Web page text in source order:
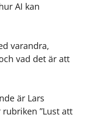
AI kan
varandra,
vad det är att
är Lars
”Lust att